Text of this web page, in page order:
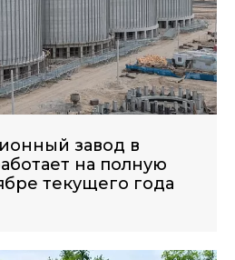
завод в
на полную
текущего года